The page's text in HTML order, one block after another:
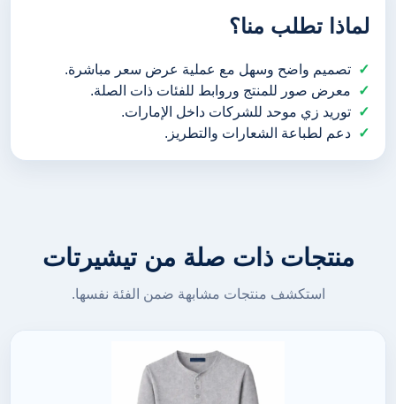
لماذا تطلب منا؟
تصميم واضح وسهل مع عملية عرض سعر مباشرة.
معرض صور للمنتج وروابط للفئات ذات الصلة.
توريد زي موحد للشركات داخل الإمارات.
دعم لطباعة الشعارات والتطريز.
منتجات ذات صلة من تيشيرتات
استكشف منتجات مشابهة ضمن الفئة نفسها.